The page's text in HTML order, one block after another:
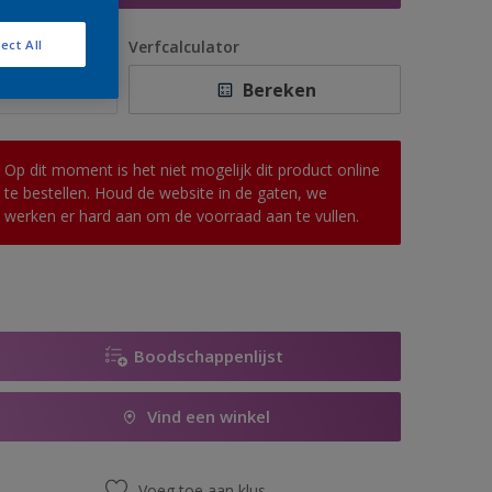
Verfcalculator
Bereken
Op dit moment is het niet mogelijk dit product online
te bestellen. Houd de website in de gaten, we
werken er hard aan om de voorraad aan te vullen.
Boodschappenlijst
Vind een winkel
All